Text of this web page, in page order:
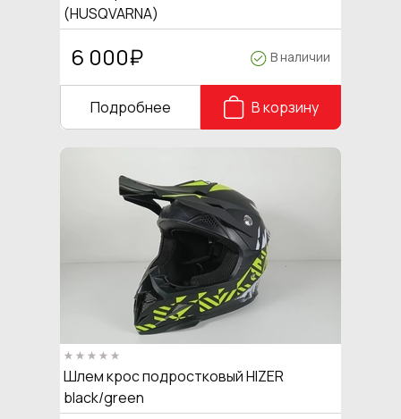
(HUSQVARNA)
6 000₽ В наличии
Подробнее В корзину
Шлем крос подростковый HIZER
black/green